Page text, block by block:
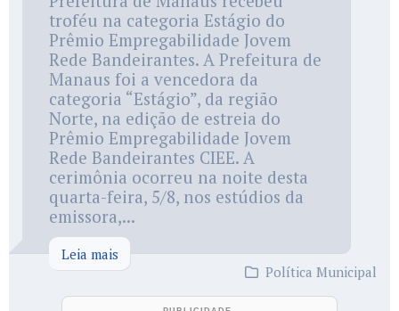
troféu na categoria Estágio do
Prêmio Empregabilidade Jovem
Rede Bandeirantes. A Prefeitura de
Manaus foi a vencedora da
categoria “Estágio”, da região
Norte, na edição de estreia do
Prêmio Empregabilidade Jovem
Rede Bandeirantes CIEE. A
cerimônia ocorreu na noite desta
quarta-feira, 5/8, nos estúdios da
emissora,...
Leia mais
Política Municipal